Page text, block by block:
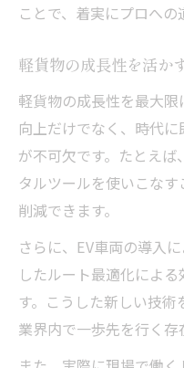
ことで、着実にプロへの
軽貨物の成長性を活か
軽貨物の成長性を最大
向上だけでなく、時代
が不可欠です。たとえ
タルツールを使いこな
削減できます。
さらに、EV車両の導入
したルート最適化によ
す。こうした新しい技術
業界内で一歩先を行く存